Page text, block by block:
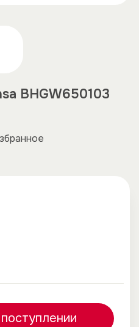
BHGW650103